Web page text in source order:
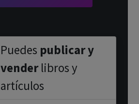
Puedes publicar y
venderlibros y
artículos